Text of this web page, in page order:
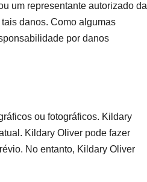
um representante autorizado da
danos. Como algumas
por danos
ou fotográficos. Kildary
Kildary Oliver pode fazer
No entanto, Kildary Oliver